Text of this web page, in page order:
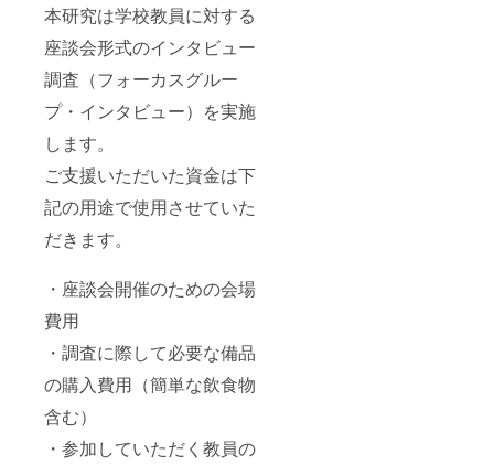
本研究は学校教員に対する
座談会形式のインタビュー
調査（フォーカスグルー
プ・インタビュー）を実施
します。
ご支援いただいた資金は下
記の用途で使用させていた
だきます。
・座談会開催のための会場
費用
・調査に際して必要な備品
の購入費用（簡単な飲食物
含む）
・参加していただく教員の